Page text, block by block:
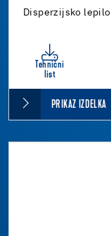
Disperzijsko
Tehnični
list
PRIKAZ IZDELKA